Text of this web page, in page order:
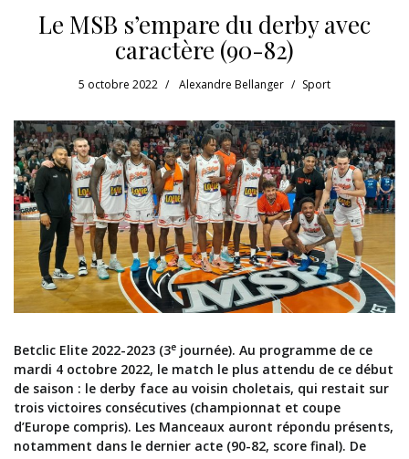
Le MSB s’empare du derby avec
caractère (90-82)
5 octobre 2022 Alexandre Bellanger Sport
Betclic Elite 2022-2023 (3e journée). Au programme de ce
mardi 4 octobre 2022, le match le plus attendu de ce début
de saison : le derby face au voisin choletais, qui restait sur
trois victoires consécutives (championnat et coupe
d’Europe compris). Les Manceaux auront répondu présents,
notamment dans le dernier acte (90-82, score final). De